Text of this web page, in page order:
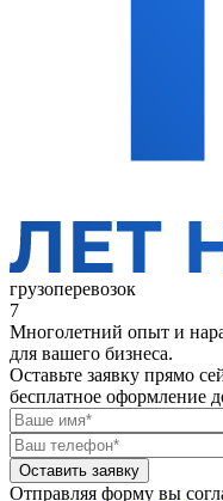
грузоперевозок
7
Многолетний опыт и
для вашего бизнеса.
Оставьте заявку прямо
бесплатное оформление
Оставить заявку
Отправляя форму вы